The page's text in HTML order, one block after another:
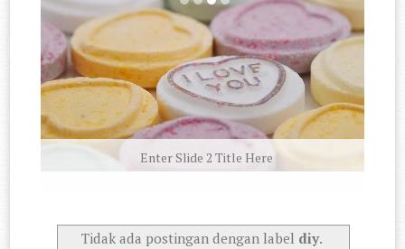
Enter Slide 2 Title Here
Tidak ada postingan dengan label diy.